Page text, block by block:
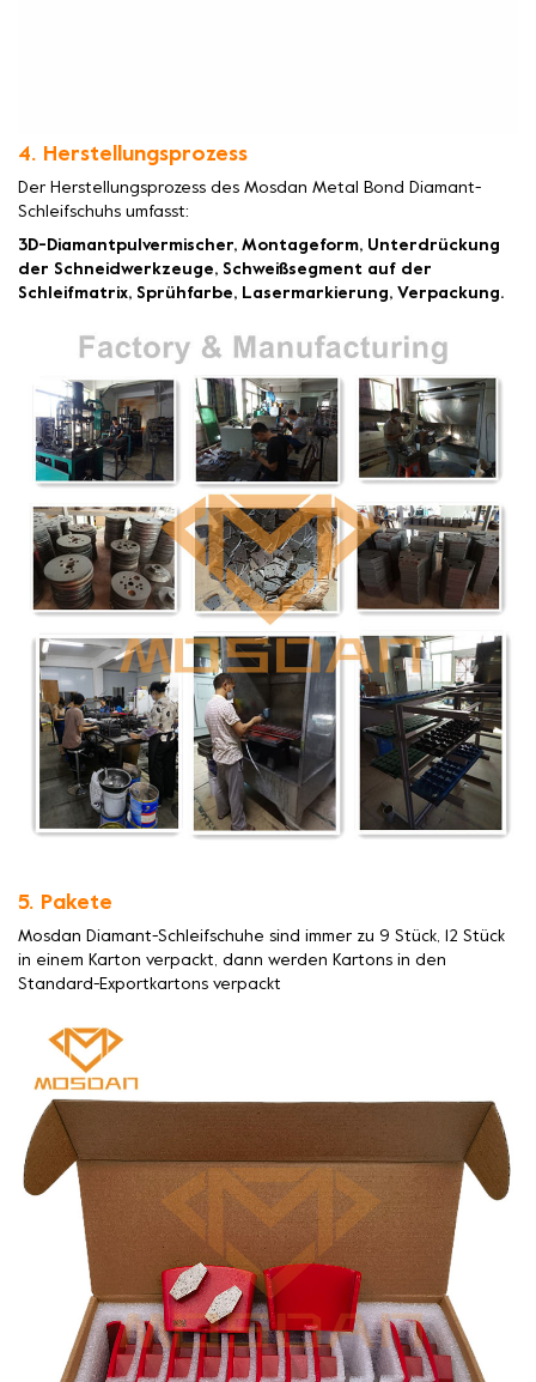
4. Herstellungsprozess
Der Herstellungsprozess des Mosdan Metal Bond Diamant-
Schleifschuhs umfasst:
3D-Diamantpulvermischer, Montageform, Unterdrückung
der Schneidwerkzeuge, Schweißsegment auf der
Schleifmatrix, Sprühfarbe, Lasermarkierung, Verpackung.
5. Pakete
Mosdan Diamant-Schleifschuhe sind immer zu 9 Stück, 12 Stück
in einem Karton verpackt, dann werden Kartons in den
Standard-Exportkartons verpackt